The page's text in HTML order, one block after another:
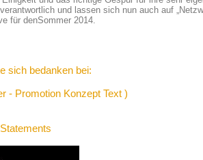
und lassen sich nun auch auf
für denSommer 2014.
sich bedanken bei:
- Promotion Konzept Text )